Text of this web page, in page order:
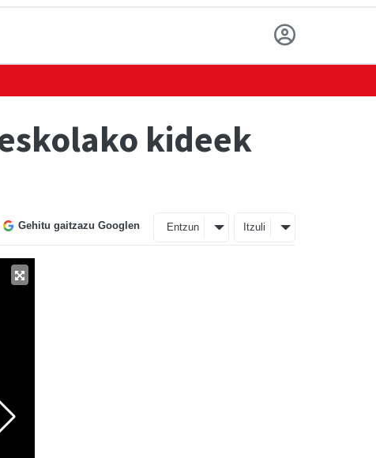
kideek
Gehitu gaitzazu Googlen Entzun Itzuli